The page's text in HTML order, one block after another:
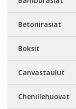
Betonirasiat
Boksit
Canvastaulut
Chenillehuovat